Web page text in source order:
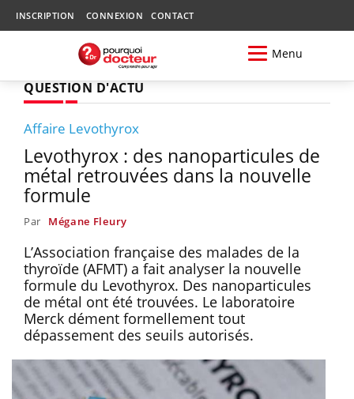
INSCRIPTION CONNEXION CONTACT
Menu
QUESTION D'ACTU
Affaire Levothyrox
Levothyrox : des nanoparticules de
métal retrouvées dans la nouvelle
formule
Par Mégane Fleury
L’Association française des malades de la
thyroïde (AFMT) a fait analyser la nouvelle
formule du Levothyrox. Des nanoparticules
de métal ont été trouvées. Le laboratoire
Merck dément formellement tout
dépassement des seuils autorisés.